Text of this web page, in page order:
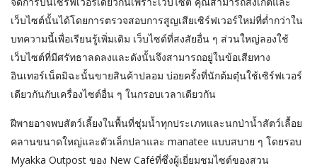
เว็บไซต์นั้นได้โดยการตรวจสอบการสูญเสียเซิร์ฟเวอร์ใหม่ที่ต่ำกว่าใน
บทความนี้เพื่อเรียนรู้เพิ่มเติม เว็บไซต์ที่สงสัยอื่น ๆ ส่วนใหญ่ลองใช้
เว็บไซต์ที่มีศรัทธาลดลงและดังนั้นจึงสามารถอยู่ในข้อเสียทาง
อินเทอร์เน็ตมิฉะนั้นขายสินค้าปลอม บ่อยครั้งที่นักต้มตุ๋นใช้เซิร์ฟเวอร์
เดียวกันกับเครื่องไซต์อื่น ๆ ในกรอบเวลาเดียวกัน
ฝีพายอาจพบสัตว์เลี้ยงในพื้นที่ชุ่มน้ำทุกประเภทและนกป่าน้ำสัตว์เลื้อย
คลานขนาดใหญ่และตัวเล็กปลาและ manatee แบบสบาย ๆ โดยรอบ
Myakka Outpost ของ New Caféที่ซึ่งผู้เยี่ยมชมไซต์ของสวน